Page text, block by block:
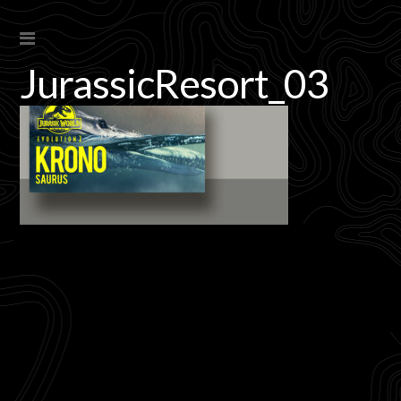
JurassicResort_03